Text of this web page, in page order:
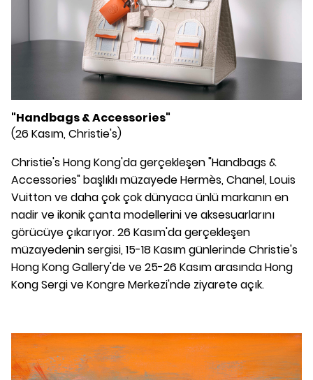
"Handbags & Accessories"
(26 Kasım, Christie's)
Christie's Hong Kong'da gerçekleşen "Handbags &
Accessories" başlıklı müzayede Hermès, Chanel, Louis
Vuitton ve daha çok çok dünyaca ünlü markanın en
nadir ve ikonik çanta modellerini ve aksesuarlarını
görücüye çıkarıyor. 26 Kasım'da gerçekleşen
müzayedenin sergisi, 15-18 Kasım günlerinde Christie's
Hong Kong Gallery'de ve 25-26 Kasım arasında Hong
Kong Sergi ve Kongre Merkezi'nde ziyarete açık.